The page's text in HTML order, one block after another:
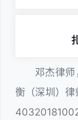
邓杰律
衡（深圳）